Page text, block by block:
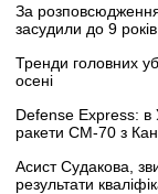
За
засудили до 9
Тренди головних
осені
Defense Express: в
ракети CM-70 з
Асист Судакова,
результати